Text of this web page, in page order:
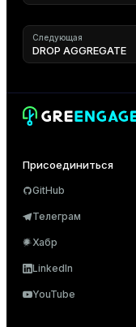
Следующая
DROP AGGREGATE
Присоединиться
GitHub
Телеграм
Хабр
LinkedIn
YouTube